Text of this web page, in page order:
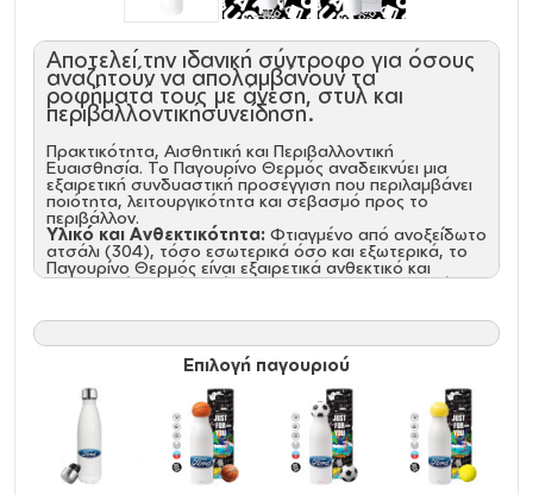
Αποτελεί την ιδανική σύντροφο για όσους
αναζητούν να απολαμβάνουν τα
ροφήματά τους με άνεση, στυλ και
περιβαλλοντικήσυνείδηση.
Πρακτικότητα, Αισθητική και Περιβαλλοντική
Ευαισθησία. Το Παγουρίνο Θερμός αναδεικνύει μια
εξαιρετική συνδυαστική προσέγγιση που περιλαμβάνει
ποιότητα, λειτουργικότητα και σεβασμό προς το
περιβάλλον.
Υλικό και Ανθεκτικότητα: Φτιαγμένο από ανοξείδωτο
ατσάλι (304), τόσο εσωτερικά όσο και εξωτερικά, το
Παγουρίνο Θερμός είναι εξαιρετικά ανθεκτικό και
απαλλαγμένο από ουσίες BPA. Αυτή η επιλογή υλικών
εξασφαλίζει μακροχρόνια αξιοπιστία.\
διπλό τοίχωμα και κενό αέρος διατηρεί τα ροφήματα
κρύα για 24 ώρες και ζεστά για 12 ώρες. Η θερμοκρασία
δεν μεταφέρεται στο εξωτερικό τοίχωμα, χαρίζοντας
άνετο κράτημα και απόλαυση.
Στεγανότητα και Εργονομία:Το βιδωτό καπάκι με
αεροστεγές κλείσιμο διασφαλίζει 100% στεγανότητα,
ενώ η εργονομική σχεδίαση κάνει τη χρήση εύκολη και
άνετη.
Φιλοπεριβαλλοντική Συνείδηση:Το Παγουρίνο
Επιλογή παγουριού